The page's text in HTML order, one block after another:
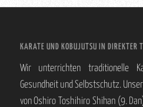
KARATE UND KOBUJUTSU IN DIREKTER
Wir unterrichten traditionelle
Gesundheit und Selbstschutz.
von Oshiro Toshihiro Shihan (9.